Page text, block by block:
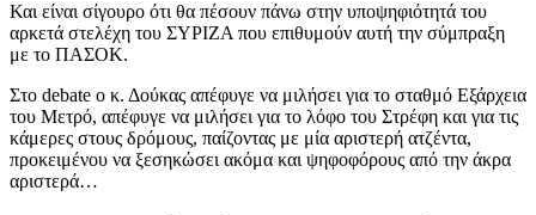
Και είναι σίγουρο ότι θα πέσουν πάνω στην υποψηφιότητά του
αρκετά στελέχη του ΣΥΡΙΖΑ που επιθυμούν αυτή την σύμπραξη
με το ΠΑΣΟΚ.
Στο debate ο κ. Δούκας απέφυγε να μιλήσει για το σταθμό Εξάρχεια
του Μετρό, απέφυγε να μιλήσει για το λόφο του Στρέφη και για τις
κάμερες στους δρόμους, παίζοντας με μία αριστερή ατζέντα,
προκειμένου να ξεσηκώσει ακόμα και ψηφοφόρους από την άκρα
αριστερά…